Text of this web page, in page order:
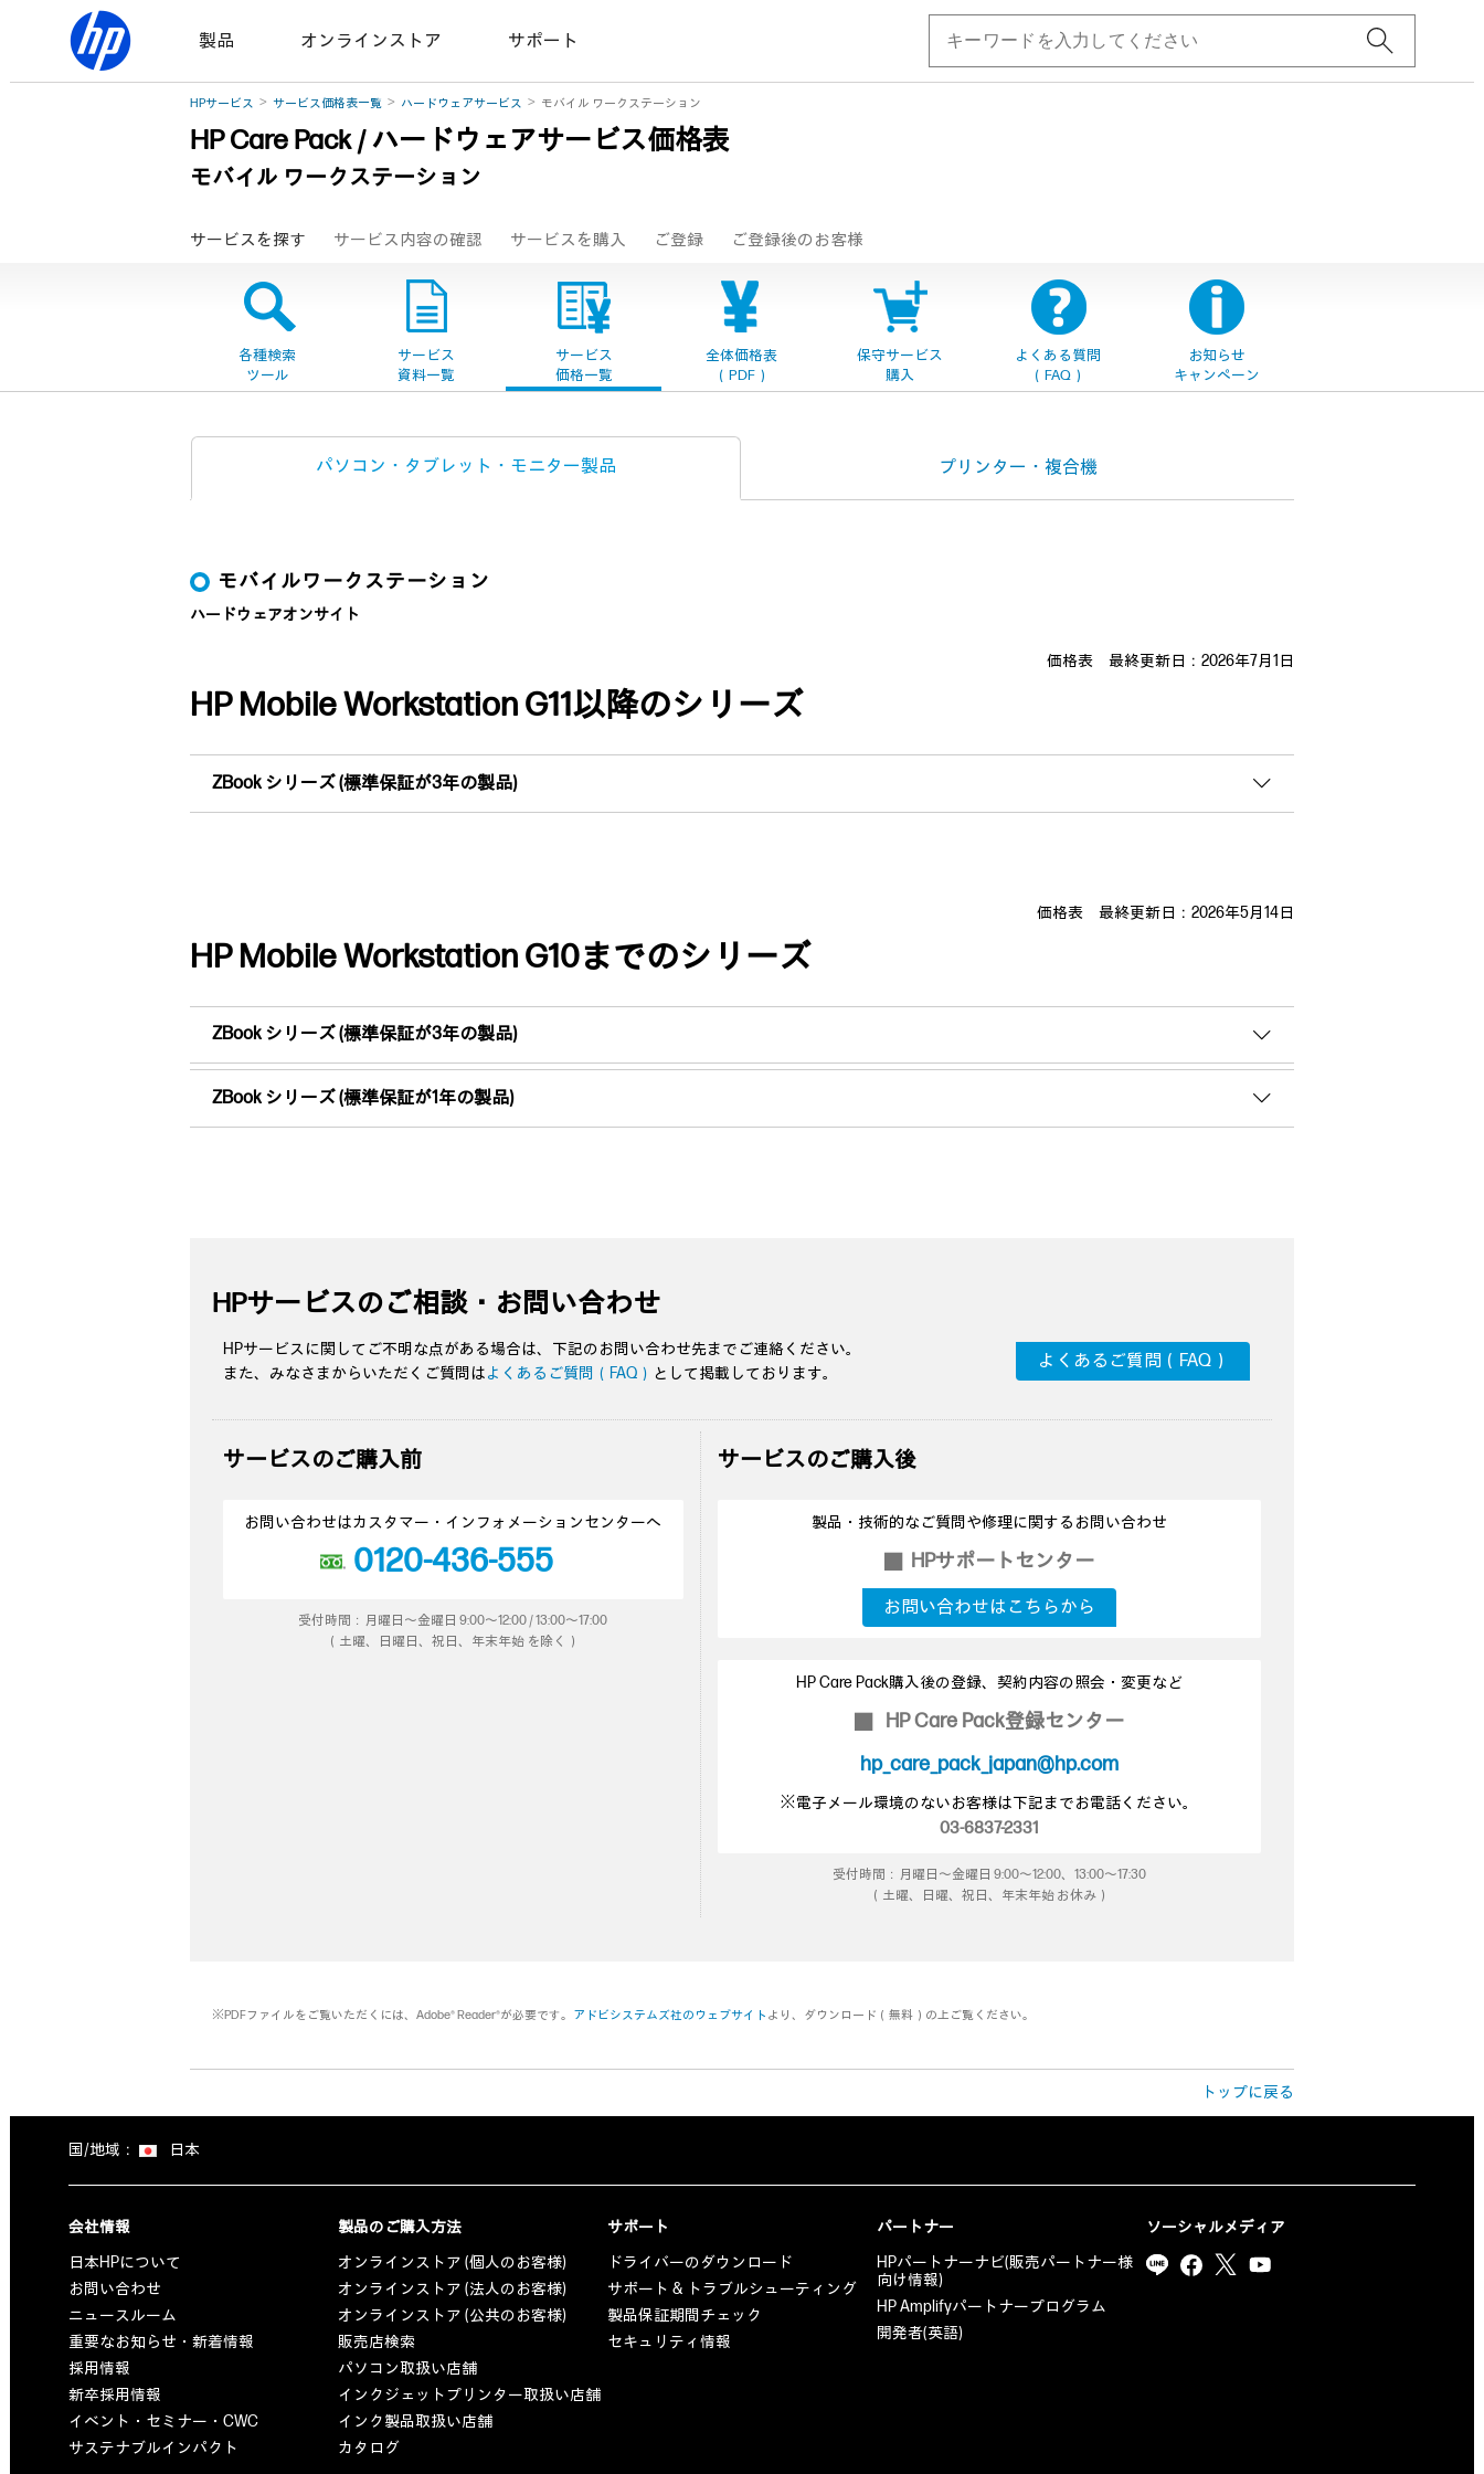
製品 オンラインストア サポート
HPサービス サービス価格表一覧 ハードウェアサービス モバイル ワークステーション
HP Care Pack / ハードウェアサービス価格表
モバイル ワークステーション
サービスを探す サービス内容の確認 サービスを購入 ご登録 ご登録後のお客様
各種検索
ツール
サービス
資料一覧
サービス
価格一覧
全体価格表
（PDF）
保守サービス
購入
よくある質問
（FAQ）
お知らせ
キャンペーン
パソコン・タブレット・ モニター製品 プリンター・ 複合機
モバイルワークステーション
ハードウェアオンサイト
価格表 最終更新日：2026年7月1日
HP Mobile Workstation G11以降のシリーズ
ZBook シリーズ (標準保証が3年の製品)
価格表 最終更新日：2026年5月14日
HP Mobile Workstation G10までのシリーズ
ZBook シリーズ (標準保証が3年の製品)
ZBook シリーズ (標準保証が1年の製品)
HPサービスのご相談・お問い合わせ
HPサービスに関してご不明な点がある場合は、下記のお問い合わせ先までご連絡ください。
また、みなさまからいただくご質問はよくあるご質問（FAQ） として掲載しております。
よくあるご質問（FAQ）
サービスのご購入前
お問い合わせはカスタマー・インフォメーションセンターへ
0120-436-555
受付時間：月曜日～金曜日 9:00～12:00 / 13:00～17:00
（土曜、日曜日、祝日、年末年始 を除く）
サービスのご購入後
製品・技術的なご質問や修理に関するお問い合わせ
HPサポートセンター
お問い合わせはこちらから
HP Care Pack購入後の登録、契約内容の照会・変更など
HP Care Pack登録センター
hp_care_pack_japan@hp.com
※電子メール環境のないお客様は下記までお電話ください。
03-6837-2331
受付時間：月曜日～金曜日 9:00～12:00、13:00～17:30
（土曜、日曜、祝日、年末年始 お休み）
※PDFファイルをご覧いただくには、Adobe® Reader®が必要です。 アドビシステムズ社のウェブサイト より、ダウンロード（無料）の上ご覧ください。
トップに戻る
国/地域： 日本
会社情報
日本HPについて
お問い合わせ
ニュースルーム
重要なお知らせ・新着情報
採用情報
新卒採用情報
イベント・セミナー・CWC
サステナブルインパクト
製品のご購入方法
オンラインストア (個人のお客様)
オンラインストア (法人のお客様)
オンラインストア (公共のお客様)
販売店検索
パソコン取扱い店舗
インクジェットプリンター取扱い店舗
インク製品取扱い店舗
カタログ
サポート
ドライバーのダウンロード
サポート & トラブルシューティング
製品保証期間チェック
セキュリティ情報
パートナー
HPパートナーナビ(販売パートナー様
向け情報)
HP Amplifyパートナープログラム
開発者(英語)
ソーシャルメディア